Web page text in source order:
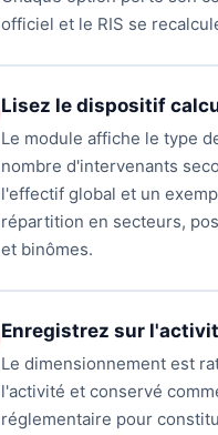
officiel et le RIS se
Lisez le dispositif
Le module affiche le type
nombre d'intervenants
l'effectif global et un
répartition en secteurs,
et binômes.
Enregistrez sur
Le dimensionnement est
l'activité et conservé
réglementaire pour